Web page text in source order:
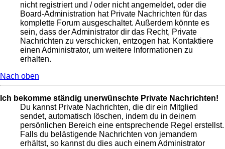
nicht registriert und / oder nicht angemeldet, oder die
Board-Administration hat Private Nachrichten für das
komplette Forum ausgeschaltet. Außerdem könnte es
sein, dass der Administrator dir das Recht, Private
Nachrichten zu verschicken, entzogen hat. Kontaktiere
einen Administrator, um weitere Informationen zu
erhalten.
Nach oben
Ich bekomme ständig unerwünschte Private Nachrichten!
Du kannst Private Nachrichten, die dir ein Mitglied
sendet, automatisch löschen, indem du in deinem
persönlichen Bereich eine entsprechende Regel erstellst.
Falls du belästigende Nachrichten von jemandem
erhältst, so kannst du dies auch einem Administrator